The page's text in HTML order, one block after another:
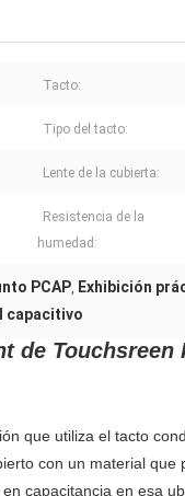
Tacto:
Tipo del tacto:
Lente de la cubierta:
Resistencia de la
humedad:
PCAP, Exhibición
capacitivo
Touchsreen
que utiliza el tacto
con un material
capacitancia en esa